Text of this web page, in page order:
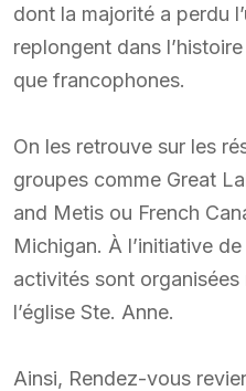
dont la majorité a perdu
replongent dans
que francophones.
On les retrouve sur les
groupes comme Great
and Metis ou French
Michigan. À l’initiative
activités sont
l’église Ste. Anne.
Ainsi, Rendez-vous